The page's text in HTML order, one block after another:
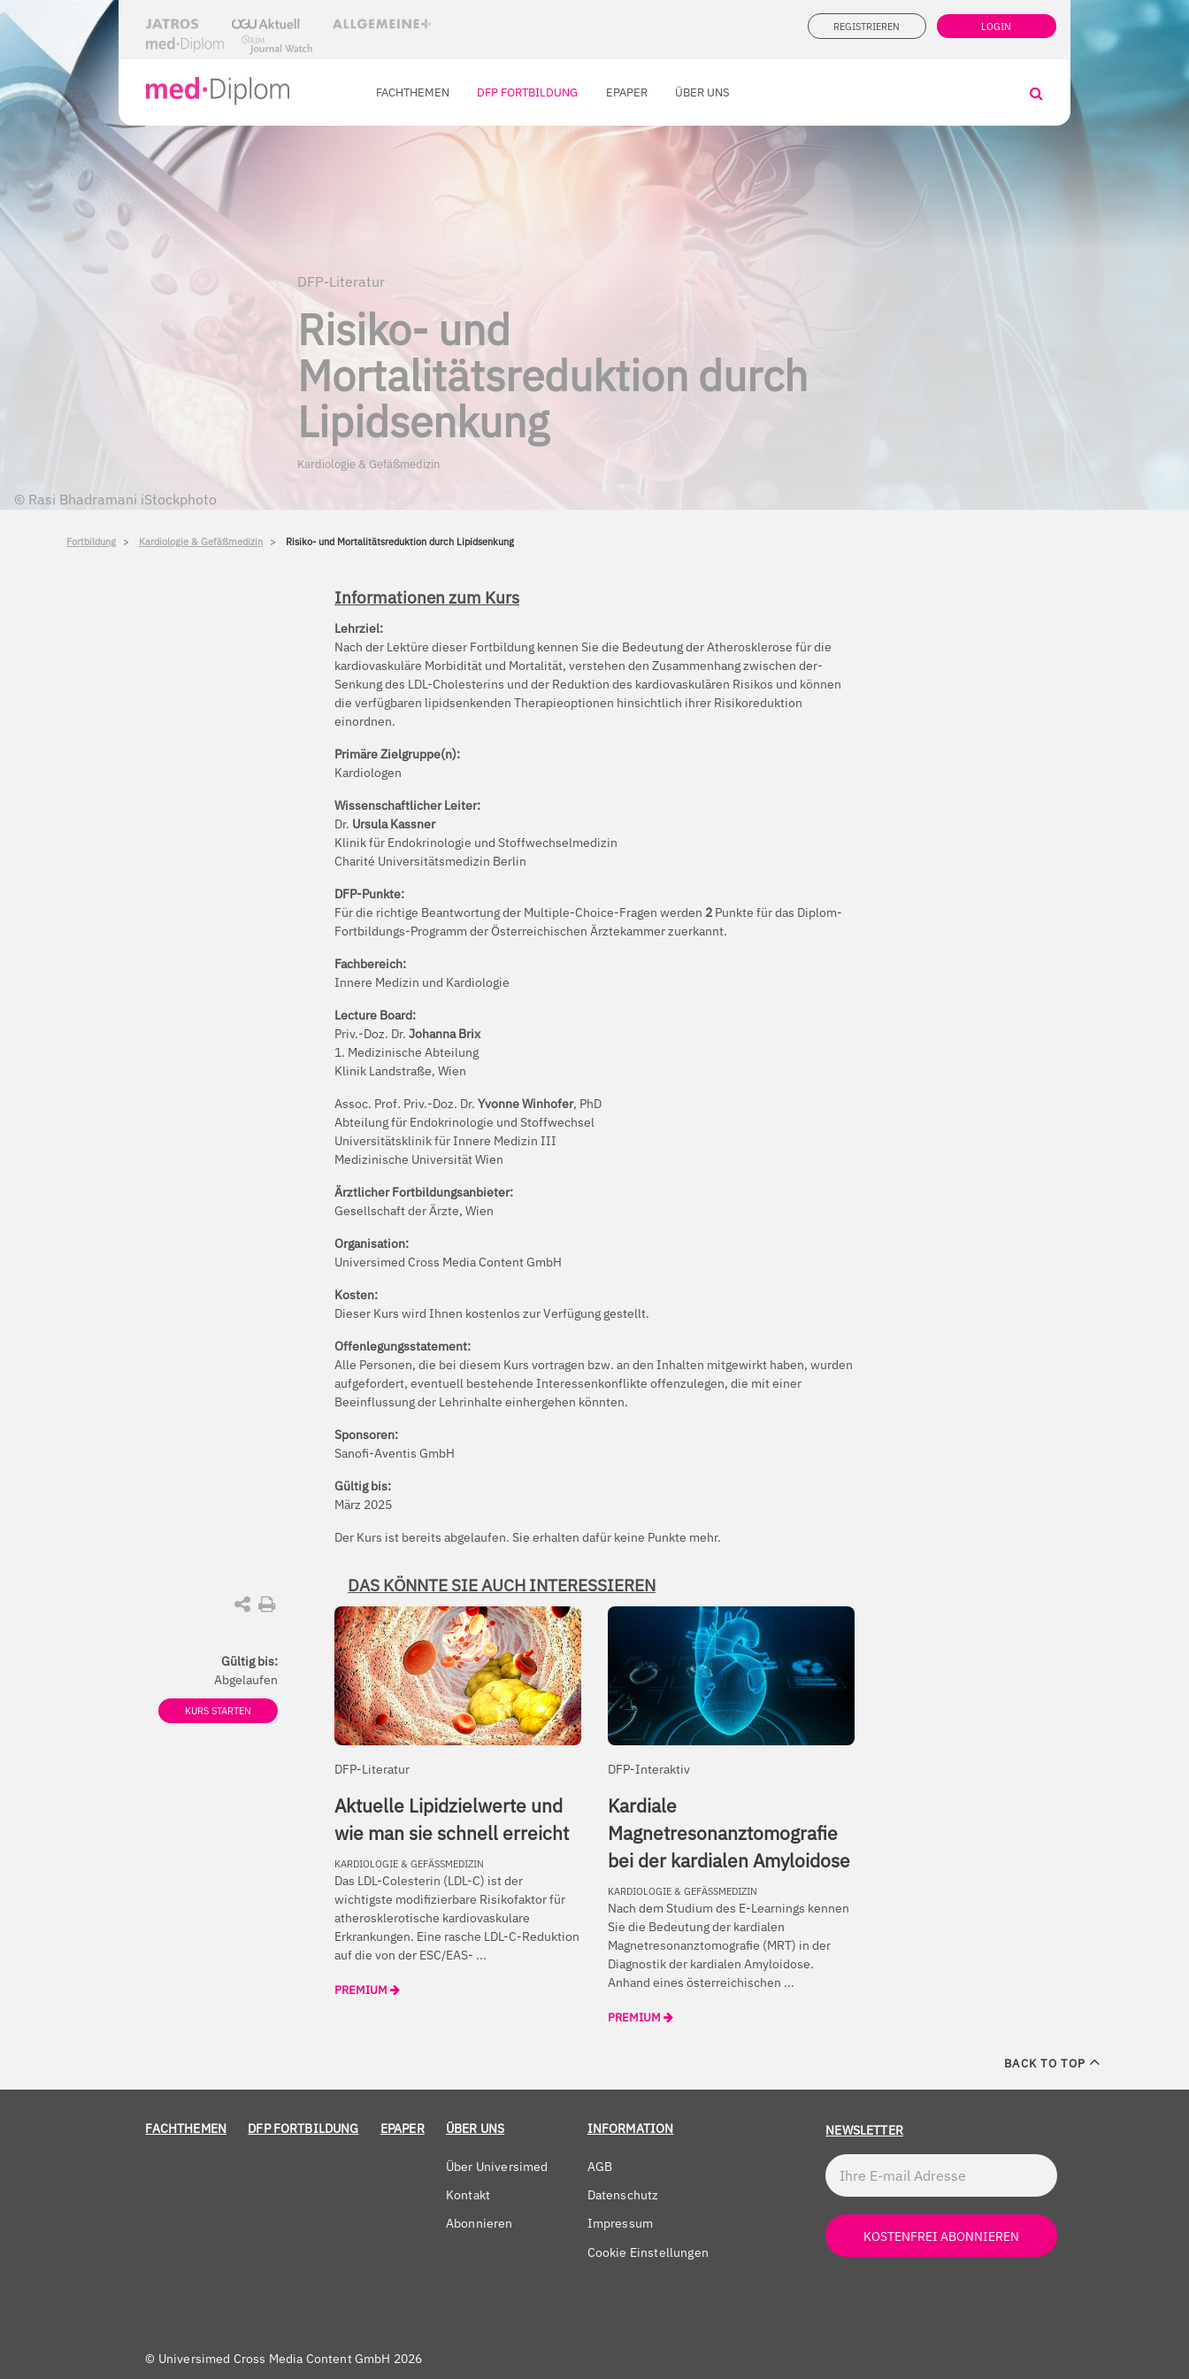
REGISTRIEREN LOGIN
FACHTHEMEN DFP FORTBILDUNG EPAPER ÜBER UNS
© Rasi Bhadramani iStockphoto
DFP-Literatur
Risiko- und
Mortalitätsreduktion durch
Lipidsenkung
Kardiologie & Gefäßmedizin
Fortbildung Kardiologie & Gefäßmedizin Risiko- und Mortalitätsreduktion durch Lipidsenkung
Gültig bis:
Abgelaufen
KURS STARTEN
Informationen zum Kurs
Lehrziel:
Nach der Lektüre dieser Fortbildung kennen Sie die Bedeutung der Atherosklerose für die
kardiovaskuläre Morbidität und Mortalität, verstehen den Zusammenhang zwischen der-
Senkung des LDL-Cholesterins und der Reduktion des kardiovaskulären Risikos und können
die verfügbaren lipidsenkenden Therapieoptionen hinsichtlich ihrer Risikoreduktion
einordnen.
Primäre Zielgruppe(n):
Kardiologen
Wissenschaftlicher Leiter:
Dr. Ursula Kassner
Klinik für Endokrinologie und Stoffwechselmedizin
Charité Universitätsmedizin Berlin
DFP-Punkte:
Für die richtige Beantwortung der Multiple-Choice-Fragen werden 2 Punkte für das Diplom-
Fortbildungs-Programm der Österreichischen Ärztekammer zuerkannt.
Fachbereich:
Innere Medizin und Kardiologie
Lecture Board:
Priv.-Doz. Dr.Johanna Brix
1. Medizinische Abteilung
Klinik Landstraße, Wien
Assoc. Prof. Priv.-Doz. Dr.Yvonne Winhofer, PhD
Abteilung für Endokrinologie und Stoffwechsel
Universitätsklinik für Innere Medizin III
Medizinische Universität Wien
Ärztlicher Fortbildungsanbieter:
Gesellschaft der Ärzte, Wien
Organisation:
Universimed Cross Media Content GmbH
Kosten:
Dieser Kurs wird Ihnen kostenlos zur Verfügung gestellt.
Offenlegungsstatement:
Alle Personen, die bei diesem Kurs vortragen bzw. an den Inhalten mitgewirkt haben, wurden
aufgefordert, eventuell bestehende Interessenkonflikte offenzulegen, die mit einer
Beeinflussung der Lehrinhalte einhergehen könnten.
Sponsoren:
Sanofi-Aventis GmbH
Gültig bis:
März 2025
Der Kurs ist bereits abgelaufen. Sie erhalten dafür keine Punkte mehr.
DAS KÖNNTE SIE AUCH INTERESSIEREN
DFP-Literatur
Aktuelle Lipidzielwerte und
wie man sie schnell erreicht
KARDIOLOGIE & GEFÄSSMEDIZIN
Das LDL-Colesterin (LDL-C) ist der
wichtigste modifizierbare Risikofaktor für
atherosklerotische kardiovaskulare
Erkrankungen. Eine rasche LDL-C-Reduktion
auf die von der ESC/EAS- ...
PREMIUM
DFP-Interaktiv
Kardiale
Magnetresonanztomografie
bei der kardialen Amyloidose
KARDIOLOGIE & GEFÄSSMEDIZIN
Nach dem Studium des E-Learnings kennen
Sie die Bedeutung der kardialen
Magnetresonanztomografie (MRT) in der
Diagnostik der kardialen Amyloidose.
Anhand eines österreichischen ...
PREMIUM
BACK TO TOP
NEWSLETTER
KOSTENFREI ABONNIEREN
FACHTHEMEN DFP FORTBILDUNG EPAPER ÜBER UNS
Über Universimed
Kontakt
Abonnieren
INFORMATION
AGB
Datenschutz
Impressum
Cookie Einstellungen
© Universimed Cross Media Content GmbH 2026